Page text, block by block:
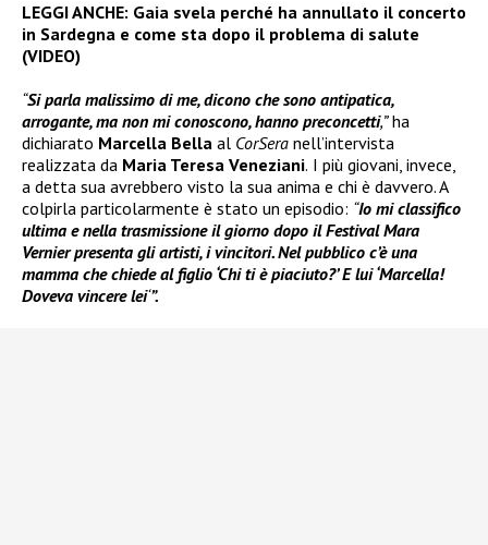
LEGGI ANCHE: Gaia svela perché ha annullato il concerto
in Sardegna e come sta dopo il problema di salute
(VIDEO)
“Si parla malissimo di me, dicono che sono antipatica,
arrogante, ma non mi conoscono, hanno preconcetti,”ha
dichiarato Marcella Bella al CorSera nell’intervista
realizzata da Maria Teresa Veneziani. I più giovani, invece,
a detta sua avrebbero visto la sua anima e chi è davvero. A
colpirla particolarmente è stato un episodio: “Io mi classifico
ultima e nella trasmissione il giorno dopo il Festival Mara
Vernier presenta gli artisti, i vincitori. Nel pubblico c’è una
mamma che chiede al figlio ‘Chi ti è piaciuto?’ E lui ‘Marcella!
Doveva vincere lei‘”.